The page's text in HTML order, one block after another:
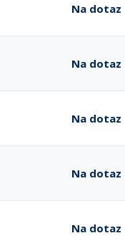
Na dotaz
Na dotaz
Na dotaz
Na dotaz
Na dotaz